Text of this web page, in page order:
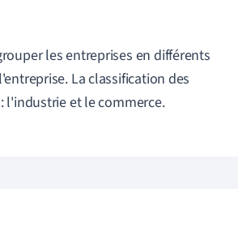
les entreprises en différents
La classification des
l'industrie et le commerce.